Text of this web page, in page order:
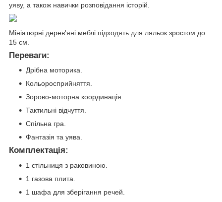
уяву, а також навички розповідання історій.
Мініатюрні дерев'яні меблі підходять для ляльок зростом до
15 см.
Переваги:
Дрібна моторика.
Кольоросприйняття.
Зорово-моторна координація.
Тактильні відчуття.
Спільна гра.
Фантазія та уява.
Комплектація:
1 стільниця з раковиною.
1 газова плита.
1 шафа для зберігання речей.